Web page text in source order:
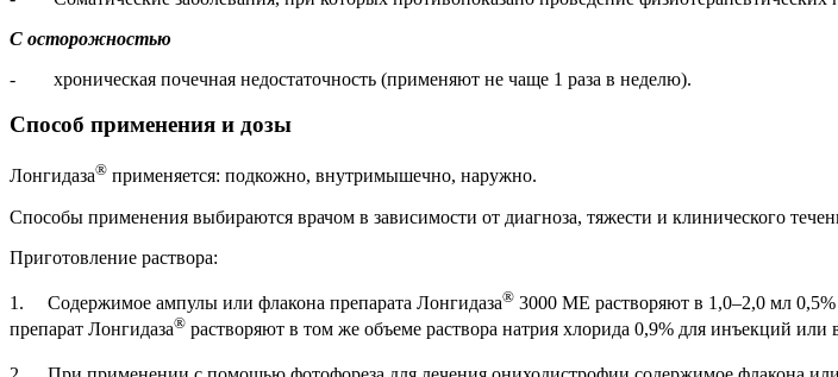
С осторожностью
- хроническая почечная недостаточность (применяют не чаще 1 раза в неделю).
Способ применения и дозы
Лонгидаза® применяется: подкожно, внутримышечно, наружно.
Способы применения выбираются врачом в зависимости от диагноза, тяжести и клинического
Приготовление раствора:
1. Содержимое ампулы или флакона препарата Лонгидаза® 3000 ME растворяют в 1,0–2,0 мл
препарат Лонгидаза® растворяют в том же объеме раствора натрия хлорида 0,9% для инъекций